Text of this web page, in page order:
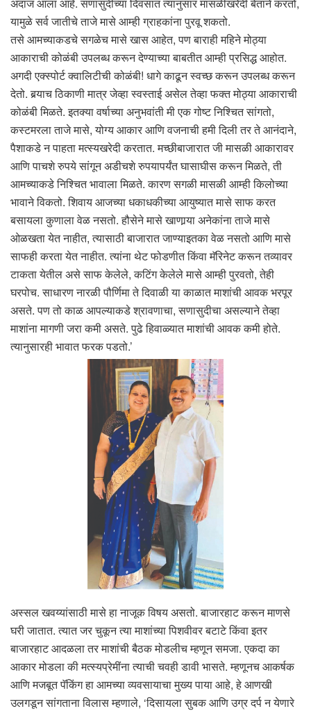
यामुळे सर्व जातीचे ताजे मासे आम्ही ग्राहकांना पुरवू शकतो.
तसे आमच्याकडचे सगळेच मासे खास आहेत, पण बाराही महिने मोठ्या
आकाराची कोळंबी उपलब्ध करून देण्याच्या बाबतीत आम्ही प्रसिद्ध आहोत.
अगदी एक्स्पोर्ट क्वालिटीची कोळंबी! धागे काढून स्वच्छ करून उपलब्ध करून
देतो. बर्‍याच ठिकाणी मात्र जेव्हा स्वस्ताई असेल तेव्हा फक्त मोठ्या आकाराची
कोळंबी मिळते. इतक्या वर्षाच्या अनुभवांती मी एक गोष्ट निश्चित सांगतो,
कस्टमरला ताजे मासे, योग्य आकार आणि वजनाची हमी दिली तर ते आनंदाने,
पैशाकडे न पाहता मत्स्यखरेदी करतात. मच्छीबाजारात जी मासळी आकारावर
आणि पाचशे रुपये सांगून अडीचशे रुपयापर्यंत घासाघीस करून मिळते, ती
आमच्याकडे निश्चित भावाला मिळते. कारण सगळी मासळी आम्ही किलोच्या
भावाने विकतो. शिवाय आजच्या धकाधकीच्या आयुष्यात मासे साफ करत
बसायला कुणाला वेळ नसतो. हौसेने मासे खाणार्‍या अनेकांना ताजे मासे
ओळखता येत नाहीत, त्यासाठी बाजारात जाण्याइतका वेळ नसतो आणि मासे
साफही करता येत नाहीत. त्यांना थेट फोडणीत किंवा मॅरिनेट करून तव्यावर
टाकता येतील असे साफ केलेले, कटिंग केलेले मासे आम्ही पुरवतो, तेही
घरपोच. साधारण नारळी पौर्णिमा ते दिवाळी या काळात माशांची आवक भरपूर
असते. पण तो काळ आपल्याकडे श्रावणाचा, सणासुदीचा असल्याने तेव्हा
माशांना मागणी जरा कमी असते. पुढे हिवाळ्यात माशांची आवक कमी होते.
त्यानुसारही भावात फरक पडतो.’
अस्सल खवय्यांसाठी मासे हा नाजूक विषय असतो. बाजारहाट करून माणसे
घरी जातात. त्यात जर चुकून त्या माशांच्या पिशवीवर बटाटे किंवा इतर
बाजारहाट आदळला तर माशांची बैठक मोडलीच म्हणून समजा. एकदा का
आकार मोडला की मत्स्यप्रेमींना त्याची चवही डावी भासते. म्हणूनच आकर्षक
आणि मजबूत पॅकिंग हा आमच्या व्यवसायाचा मुख्य पाया आहे, हे आणखी
उलगडून सांगताना विलास म्हणाले, ‘दिसायला सुबक आणि उग्र दर्प न येणारे